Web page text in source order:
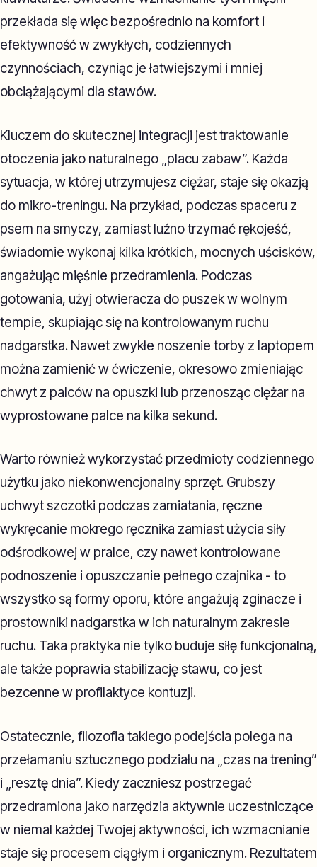
przekłada się więc bezpośrednio na komfort i
efektywność w zwykłych, codziennych
czynnościach, czyniąc je łatwiejszymi i mniej
obciążającymi dla stawów.
Kluczem do skutecznej integracji jest traktowanie
otoczenia jako naturalnego „placu zabaw”. Każda
sytuacja, w której utrzymujesz ciężar, staje się okazją
do mikro-treningu. Na przykład, podczas spaceru z
psem na smyczy, zamiast luźno trzymać rękojeść,
świadomie wykonaj kilka krótkich, mocnych uścisków,
angażując mięśnie przedramienia. Podczas
gotowania, użyj otwieracza do puszek w wolnym
tempie, skupiając się na kontrolowanym ruchu
nadgarstka. Nawet zwykłe noszenie torby z laptopem
można zamienić w ćwiczenie, okresowo zmieniając
chwyt z palców na opuszki lub przenosząc ciężar na
wyprostowane palce na kilka sekund.
Warto również wykorzystać przedmioty codziennego
użytku jako niekonwencjonalny sprzęt. Grubszy
uchwyt szczotki podczas zamiatania, ręczne
wykręcanie mokrego ręcznika zamiast użycia siły
odśrodkowej w pralce, czy nawet kontrolowane
podnoszenie i opuszczanie pełnego czajnika - to
wszystko są formy oporu, które angażują zginacze i
prostowniki nadgarstka w ich naturalnym zakresie
ruchu. Taka praktyka nie tylko buduje siłę funkcjonalną,
ale także poprawia stabilizację stawu, co jest
bezcenne w profilaktyce kontuzji.
Ostatecznie, filozofia takiego podejścia polega na
przełamaniu sztucznego podziału na „czas na trening”
i „resztę dnia”. Kiedy zaczniesz postrzegać
przedramiona jako narzędzia aktywnie uczestniczące
w niemal każdej Twojej aktywności, ich wzmacnianie
staje się procesem ciągłym i organicznym. Rezultatem